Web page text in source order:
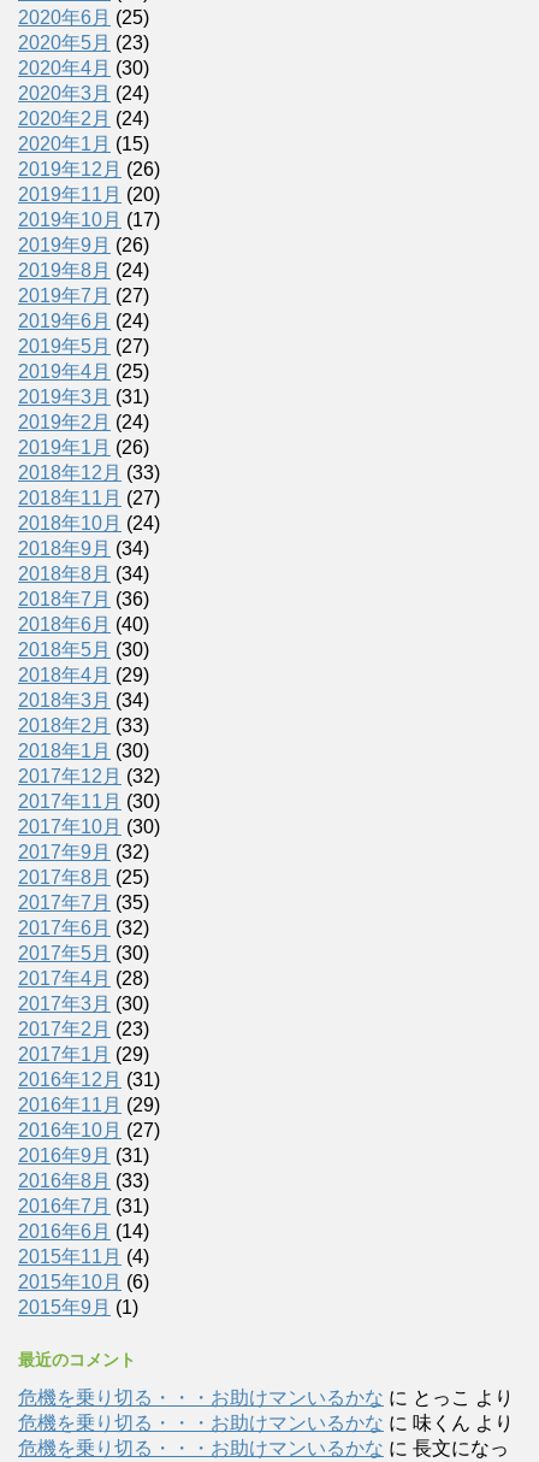
2020年6月 (25)
2020年5月 (23)
2020年4月 (30)
2020年3月 (24)
2020年2月 (24)
2020年1月 (15)
2019年12月 (26)
2019年11月 (20)
2019年10月 (17)
2019年9月 (26)
2019年8月 (24)
2019年7月 (27)
2019年6月 (24)
2019年5月 (27)
2019年4月 (25)
2019年3月 (31)
2019年2月 (24)
2019年1月 (26)
2018年12月 (33)
2018年11月 (27)
2018年10月 (24)
2018年9月 (34)
2018年8月 (34)
2018年7月 (36)
2018年6月 (40)
2018年5月 (30)
2018年4月 (29)
2018年3月 (34)
2018年2月 (33)
2018年1月 (30)
2017年12月 (32)
2017年11月 (30)
2017年10月 (30)
2017年9月 (32)
2017年8月 (25)
2017年7月 (35)
2017年6月 (32)
2017年5月 (30)
2017年4月 (28)
2017年3月 (30)
2017年2月 (23)
2017年1月 (29)
2016年12月 (31)
2016年11月 (29)
2016年10月 (27)
2016年9月 (31)
2016年8月 (33)
2016年7月 (31)
2016年6月 (14)
2015年11月 (4)
2015年10月 (6)
2015年9月 (1)
最近のコメント
危機を乗り切る・・・お助けマンいるかな に とっこ より
危機を乗り切る・・・お助けマンいるかな に 味くん より
危機を乗り切る・・・お助けマンいるかな に 長文になっ